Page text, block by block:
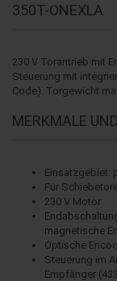
350T-ONEXLA
230 V Torantrieb mit
Steuerung mit
Code). Torgewicht
MERKMALE
Einsatzgebiet:
Für
230 V Motor
magnetische
Optische
Steuerung im
Empfänger